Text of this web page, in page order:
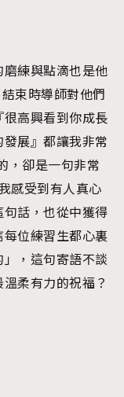
練與點滴也是他
束時導師對他們
高興看到你成長
展』都讓我非常
，卻是一句非常
感受到有人真心
話，也從中獲得
位練習生都心裏
，這句寄語不談
柔有力的祝福？